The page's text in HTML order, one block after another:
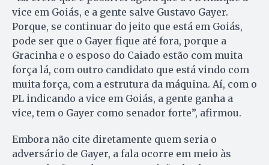
vice em Goiás, e a gente salve Gustavo Gayer.
Porque, se continuar do jeito que está em Goiás,
pode ser que o Gayer fique até fora, porque a
Gracinha e o esposo do Caiado estão com muita
força lá, com outro candidato que está vindo com
muita força, com a estrutura da máquina. Aí, com o
PL indicando a vice em Goiás, a gente ganha a
vice, tem o Gayer como senador forte”, afirmou.
Embora não cite diretamente quem seria o
adversário de Gayer, a fala ocorre em meio às